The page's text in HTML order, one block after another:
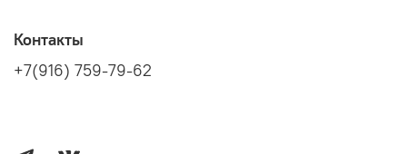
Контакты
+7(916) 759-79-62